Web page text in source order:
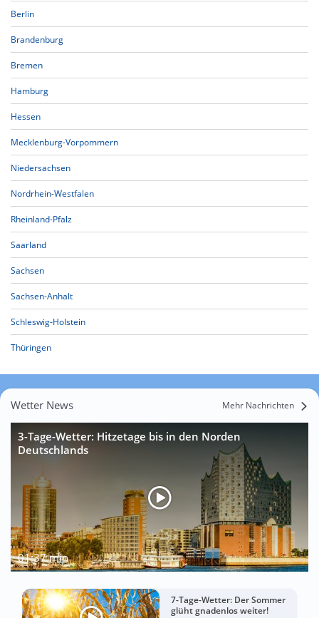
Berlin
Brandenburg
Bremen
Hamburg
Hessen
Mecklenburg-Vorpommern
Niedersachsen
Nordrhein-Westfalen
Rheinland-Pfalz
Saarland
Sachsen
Sachsen-Anhalt
Schleswig-Holstein
Thüringen
Wetter News Mehr Nachrichten
3-Tage-Wetter: Hitzetage bis in den Norden
Deutschlands
01:37 min
7-Tage-Wetter: Der Sommer
glüht gnadenlos weiter!